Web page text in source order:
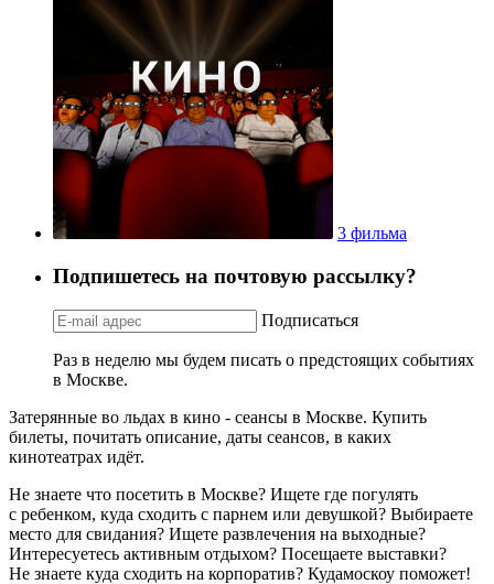
3 фильма
Подпишетесь на почтовую рассылку?
Подписаться
Раз в неделю мы будем писать о предстоящих событиях
в Москве.
Затерянные во льдах в кино - сеансы в Москве. Купить
билеты, почитать описание, даты сеансов, в каких
кинотеатрах идёт.
Не знаете что посетить в Москве? Ищете где погулять
с ребенком, куда сходить с парнем или девушкой? Выбираете
место для свидания? Ищете развлечения на выходные?
Интересуетесь активным отдыхом? Посещаете выставки?
Не знаете куда сходить на корпоратив? Кудамоскоу поможет!